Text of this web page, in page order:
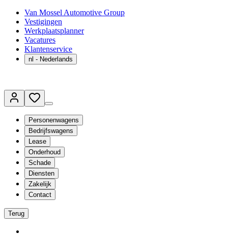
Van Mossel Automotive Group
Vestigingen
Werkplaatsplanner
Vacatures
Klantenservice
nl - Nederlands
Personenwagens
Bedrijfswagens
Lease
Onderhoud
Schade
Diensten
Zakelijk
Contact
Terug